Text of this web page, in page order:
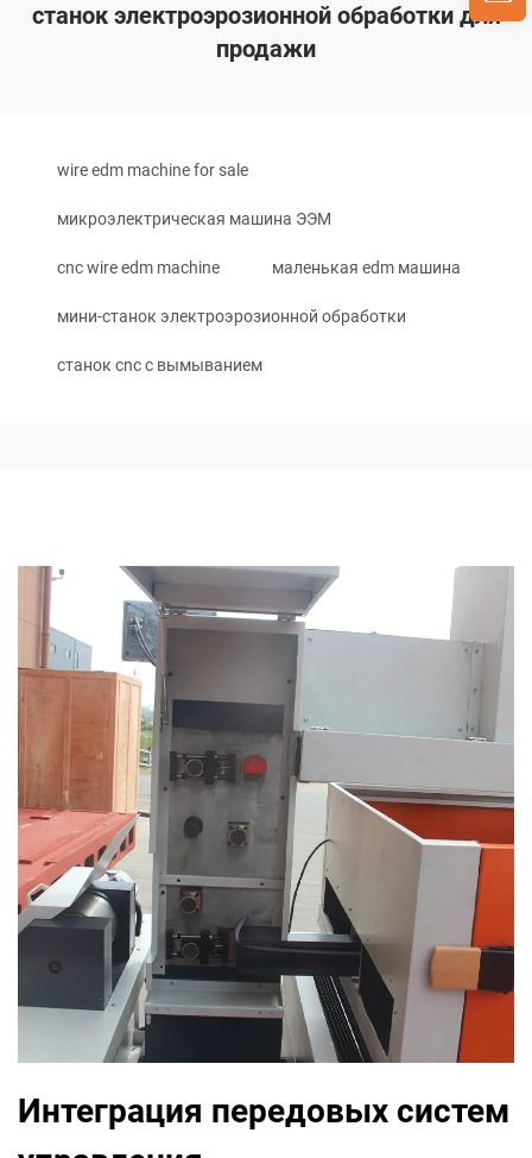
станок электроэрозионной обработки для
продажи
wire edm machine for sale
микроэлектрическая машина ЭЭМ
cnc wire edm machine маленькая edm машина
мини-станок электроэрозионной обработки
станок cnc с вымыванием
Интеграция передовых систем